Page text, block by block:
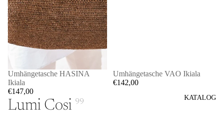
KATALOG
Umhängetasche HASINA
Ikiala
€147,00
Umhängetasche VAO Ikiala
€142,00
Lumi Cosi 99